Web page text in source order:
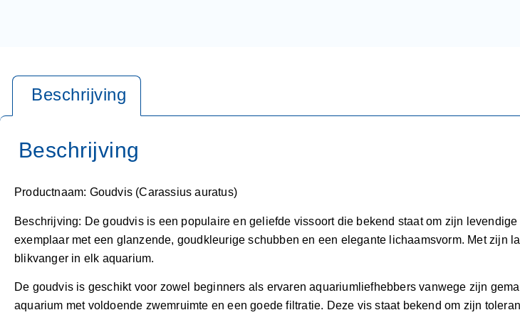
Productnaam: Goudvis (Carassius auratus)
Beschrijving: De goudvis is een populaire en geliefde vissoort die bekend staat om zijn
exemplaar met een glanzende, goudkleurige schubben en een elegante lichaamsvorm. Met zijn
blikvanger in elk aquarium.
De goudvis is geschikt voor zowel beginners als ervaren aquariumliefhebbers vanwege zijn
aquarium met voldoende zwemruimte en een goede filtratie. Deze vis staat bekend om zijn